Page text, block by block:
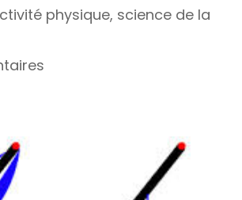
physique, science de la